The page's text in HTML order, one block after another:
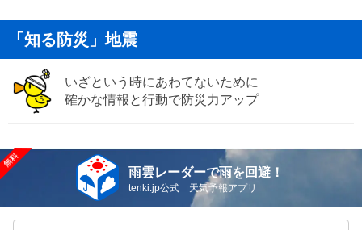
「知る防災」地震
いざという時にあわてないために
確かな情報と行動で防災力アップ
雨雲レーダーで雨を回避！
tenki.jp公式 天気予報アプリ